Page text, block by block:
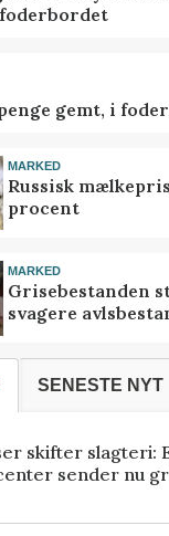
gemt, i
MARKED
Russisk
procent
MARKED
Grisebestanden
svagere
SENESTE NYT
skifter slagteri:
sender nu